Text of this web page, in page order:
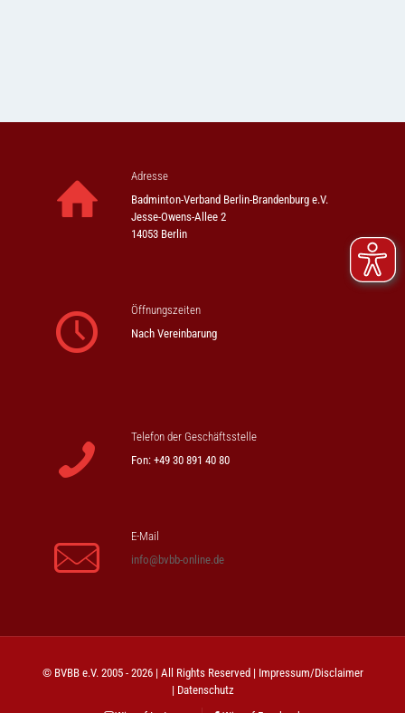
Adresse
Badminton-Verband Berlin-Brandenburg e.V.
Jesse-Owens-Allee 2
14053 Berlin
Öffnungszeiten
Nach Vereinbarung
Telefon der Geschäftsstelle
Fon: +49 30 891 40 80
E-Mail
info@bvbb-online.de
© BVBB e.V. 2005 - 2026 | All Rights Reserved | Impressum/Disclaimer
| Datenschutz